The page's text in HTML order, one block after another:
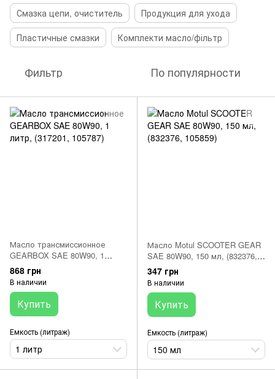
Смазка цепи, очиститель
Продукция для ухода
Пластичные смазки
Комплекти масло/фільтр
Фильтр По популярности
Масло трансмиссионное
GEARBOX SAE 80W90, 1
литр, (317201, 105787)
868 грн
В наличии
Купить
Емкость (литраж)
1 литр
Масло Motul SCOOTER GEAR
SAE 80W90, 150 мл, (832376,
105859)
347 грн
В наличии
Купить
Емкость (литраж)
150 мл